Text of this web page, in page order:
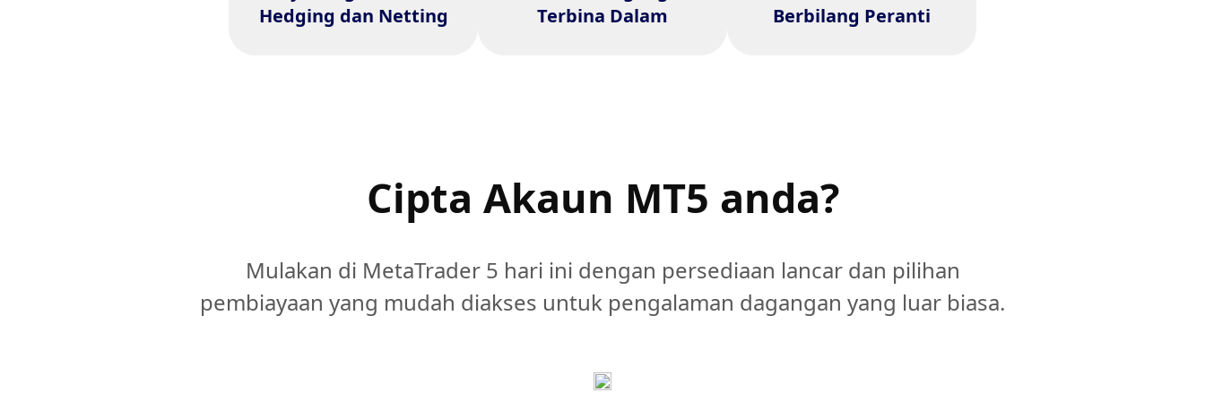
Hedging dan Netting
strategi dagangan yang
Terbina Dalam
pasaran global.
Berbilang Peranti
bila masa dan di mana-mana
Cipta Akaun MT5 anda?
Mulakan di MetaTrader 5 hari ini dengan persediaan lancar dan pilihan
pembiayaan yang mudah diakses untuk pengalaman dagangan yang luar biasa.